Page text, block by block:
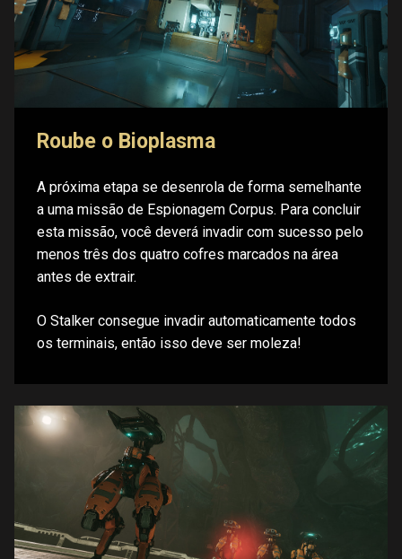
Roube o Bioplasma
A próxima etapa se desenrola de forma semelhante
a uma missão de Espionagem Corpus. Para concluir
esta missão, você deverá invadir com sucesso pelo
menos três dos quatro cofres marcados na área
antes de extrair.
O Stalker consegue invadir automaticamente todos
os terminais, então isso deve ser moleza!